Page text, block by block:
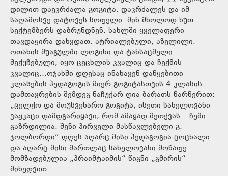
დილით დაეკრძალა გოგიტა. დაკრძალეს და იმ
საღამოსვე დატოვეს სოფელი. შინ მხოლოდ ხუთ
სექტემბერს დაბრუნდნენ. სახლში ყველაფერი
თავდაყირა დახვდათ. ატრიალებული, აზელილი.
ოთახის შუაგულში ლოგინი და ტანსაცმელი –
შექუჩებული, იყო ცეცხლის კვალიც და ჩექმის
კვალიც…ოჯახში დღესაც ინახავენ დაწყებითი
კლასების პედაგოგის მიერ გოგიტასთვის 4 კლასის
დამთავრების შემდეგ ნაჩუქარ ღია ბარათს წარწერით:
„ცელქო და მოუსვენარო გოგიტა, ისეთი სახელოვანი
ვაჟკაცი დამდგარიყავი, რომ ამაყად მეთქვას – ჩემი
გაზრდილია. შენი პირველი მასწავლებელი გ.
ჯოლბორდი“.დღეს აღარც მისი პედაგოგია ცოცხალი
და აღარც მისი მართლაც სახელოვანი მოწაფე…
მომზადებულია „პრაიმტაიმის“ წიგნი „გმირის“
მიხედვით.